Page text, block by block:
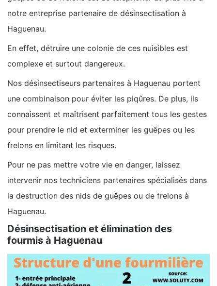
notre entreprise partenaire de désinsectisation à
Haguenau.
En effet, détruire une colonie de ces nuisibles est
complexe et surtout dangereux.
Nos désinsectiseurs partenaires à Haguenau portent
une combinaison pour éviter les piqûres. De plus, ils
connaissent et maîtrisent parfaitement tous les gestes
pour prendre le nid et exterminer les guêpes ou les
frelons en limitant les risques.
Pour ne pas mettre votre vie en danger, laissez
intervenir nos techniciens partenaires spécialisés dans
la destruction des nids de guêpes ou de frelons à
Haguenau.
Désinsectisation et élimination des
fourmis à Haguenau